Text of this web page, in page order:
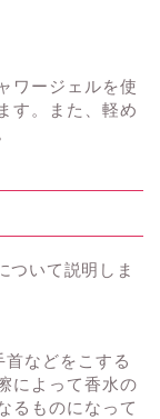
ワージェルを使
す。また、軽め
ついて説明しま
などをこする
によって香水の
るものになって